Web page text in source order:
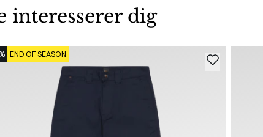
interesserer dig
END OF SEASON